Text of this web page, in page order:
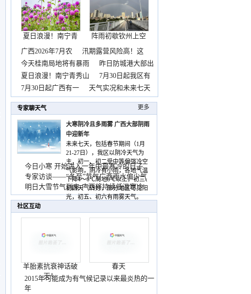
夏日浪漫！南宁青
秀山
阵雨初歇钦州上空
邂逅
广西2026年7月农
汛期露营风险高！这
份
今天桂南局地将有暴雨
昨日防城港大部出
现暴
夏日浪漫！南宁青秀山
7月30日起我区有
持
7月30日起广西有一
天气实况和未来七天
天
专家聊天气 更多
大寒阴冷且多雨雾 广西大部阴雨
中迎新年
未来七天，包括春节期间（1月
21-27日），我区以阴冷天气为
主，初一、初二受中等偏强冷空
气影响，阴冷有小雨，各地气温
下降4～6℃局地8℃以上，初三、
初四天气转好，部分地区可见阳
光，初五、初六有雨雾天气。
今日小寒 开始进入一年中最寒冷的日子
专家访谈——“冬至”节气广西雨水偏少气
温低
明日大雪节气到来 广西将持续低温寒冷
天气
社区互动
羊胎素抗衰神话破
灭！
春天
2015年可能成为有气候记录以来最炎热的一
年